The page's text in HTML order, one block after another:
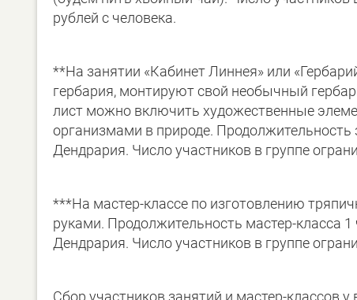
рублей с человека.
**На занятии «Кабинет Линнея» или
гербария, монтируют свой необычный
лист можно включить художественные
организмами в природе. Продолжительность
Дендрария. Число участников в группе
***На мастер-классе по изготовлению
руками. Продолжительность мастер-класса
Дендрария. Число участников в группе
Сбор участников занятий и мастер-классов